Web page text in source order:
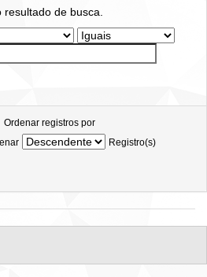
de busca.
Ordenar registros por
Registro(s)